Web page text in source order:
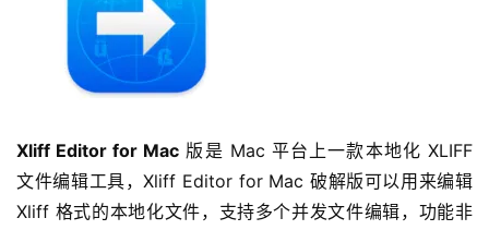
Xliff Editor for Mac 版是 Mac 平台上一款本地化 XLIFF
文件编辑工具，Xliff Editor for Mac 破解版可以用来编辑
Xliff 格式的本地化文件，支持多个并发文件编辑，功能非